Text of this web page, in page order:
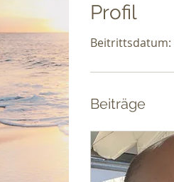
Profil
Beitrittsdatum:
Beiträge